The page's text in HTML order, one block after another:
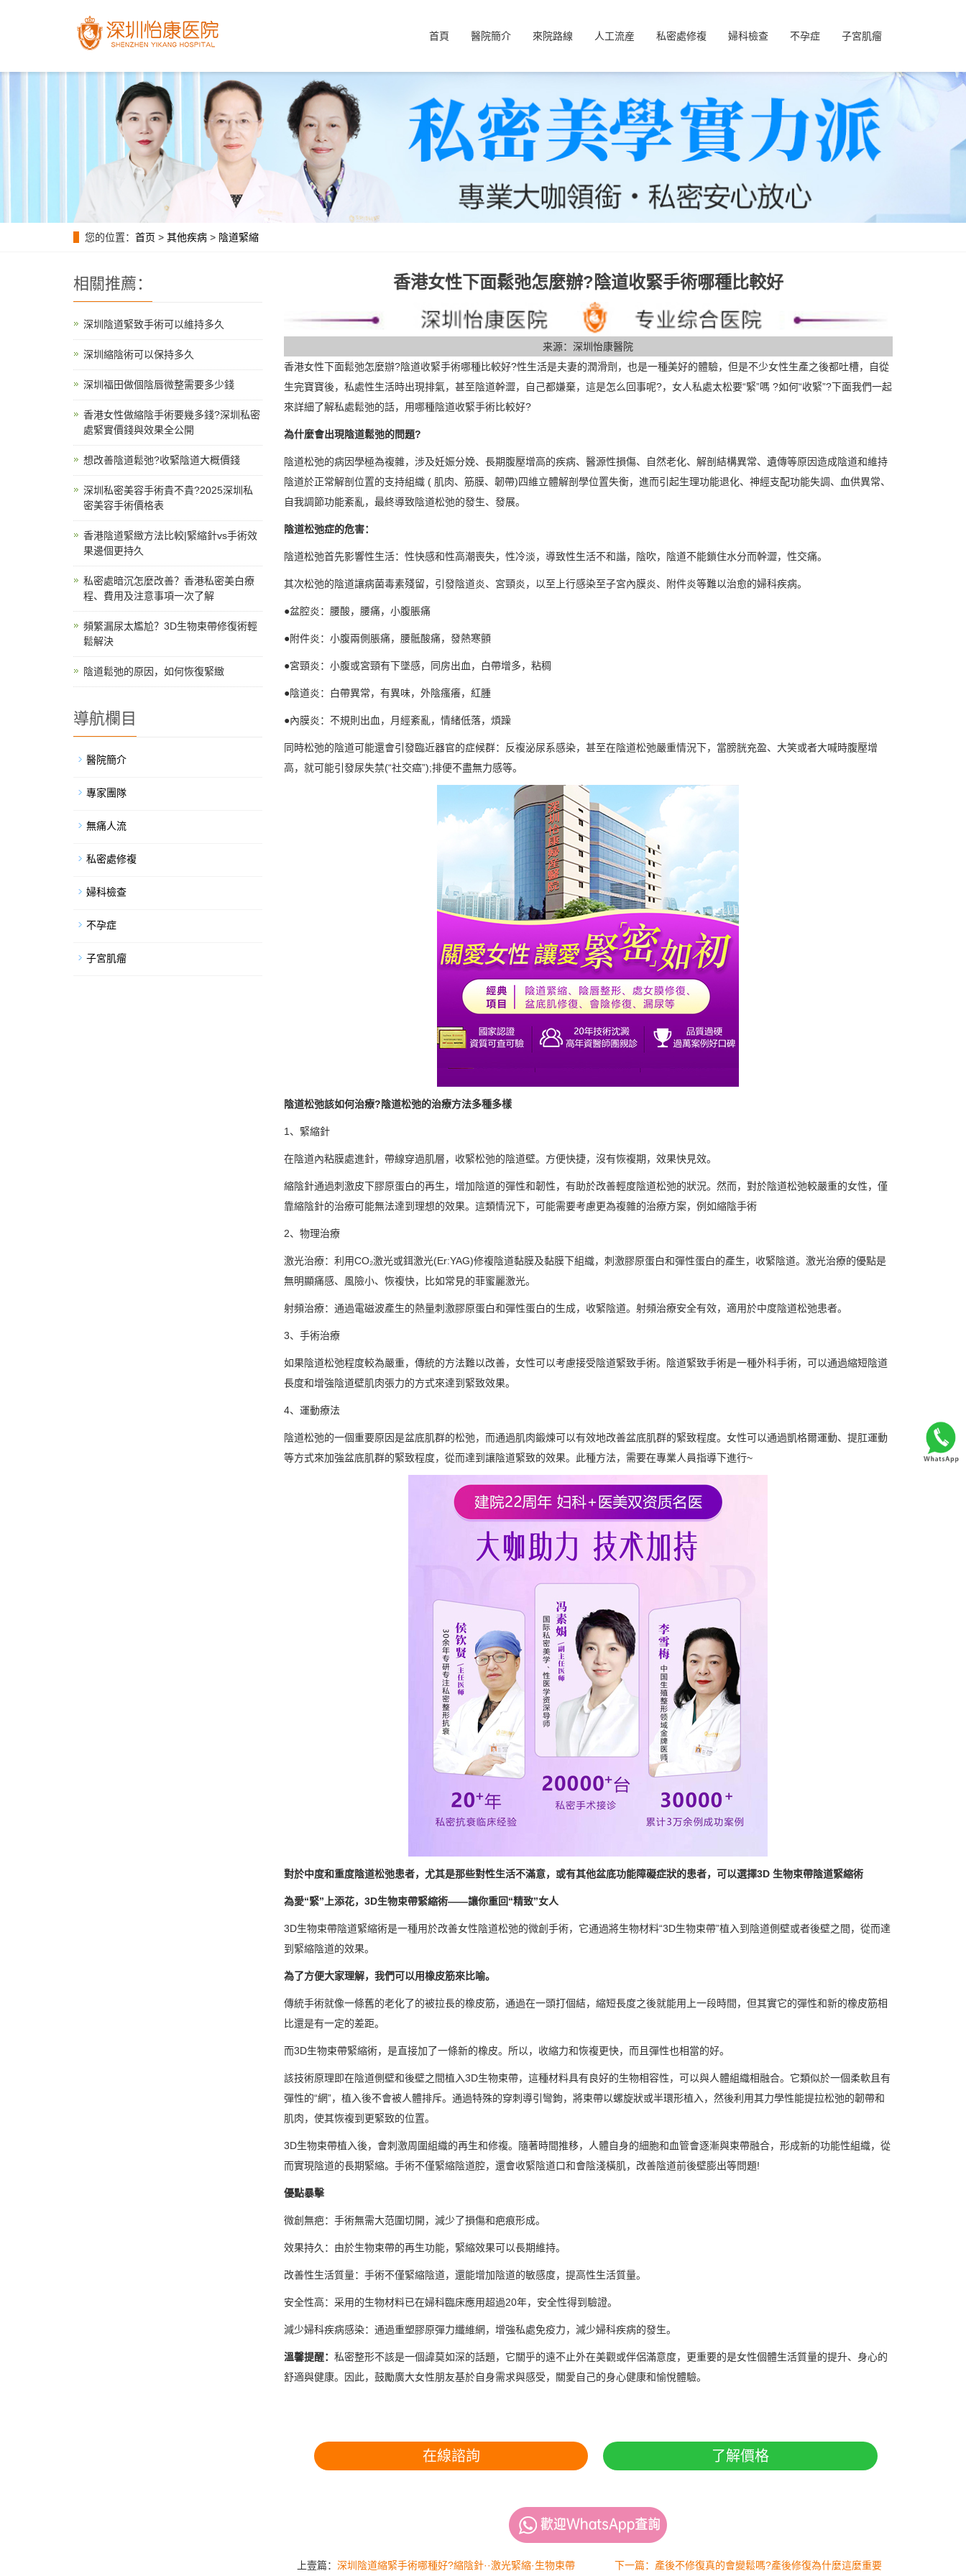
首頁 醫院簡介 來院路線 人工流産 私密處修複 婦科檢查 不孕症 子宮肌瘤
您的位置： 首页 > 其他疾病 > 陰道緊縮
香港女性下面鬆弛怎麼辦?陰道收緊手術哪種比較好
来源：深圳怡康醫院
香港女性下面鬆弛怎麼辦?陰道收緊手術哪種比較好?性生活是夫妻的潤滑劑，也是一種美好的體驗，但是不少女性生產之後都吐槽，自從
生完寶寶後，私處性生活時出現排氣，甚至陰道幹澀，自己都嫌棄，這是怎么回事呢?，女人私處太松要“緊”嗎 ?如何“收緊”?下面我們一起
來詳細了解私處鬆弛的話，用哪種陰道收緊手術比較好?
為什麼會出現陰道鬆弛的問題?
陰道松弛的病因學極為複雜，涉及妊娠分娩、長期腹壓增高的疾病、醫源性損傷、自然老化、解剖結構異常、遺傳等原因造成陰道和維持
陰道於正常解剖位置的支持組織 ( 肌肉、筋膜、韌帶)四維立體解剖學位置失衡，進而引起生理功能退化、神經支配功能失調、血供異常、
自我調節功能紊亂，最終導致陰道松弛的發生、發展。
陰道松弛症的危害：
陰道松弛首先影響性生活：性快感和性高潮喪失，性冷淡，導致性生活不和諧，陰吹，陰道不能鎖住水分而幹澀，性交痛。
其次松弛的陰道讓病菌毒素殘留，引發陰道炎、宮頸炎，以至上行感染至子宮內膜炎、附件炎等難以治愈的婦科疾病。
●盆腔炎：腰酸，腰痛，小腹脹痛
●附件炎：小腹兩側脹痛，腰骶酸痛，發熱寒顫
●宮頸炎：小腹或宮頸有下墜感，同房出血，白帶增多，粘稠
●陰道炎：白帶異常，有異味，外陰瘙癢，紅腫
●內膜炎：不規則出血，月經紊亂，情緒低落，煩躁
同時松弛的陰道可能還會引發臨近器官的症候群：反複泌尿系感染，甚至在陰道松弛嚴重情況下，當膀胱充盈、大笑或者大喊時腹壓增
高，就可能引發尿失禁(“社交癌”);排便不盡無力感等。
陰道松弛該如何治療?陰道松弛的治療方法多種多樣
1、緊縮針
在陰道內粘膜處進針，帶線穿過肌層，收緊松弛的陰道壁。方便快捷，沒有恢複期，效果快見效。
縮陰針通過刺激皮下膠原蛋白的再生，增加陰道的彈性和韌性，有助於改善輕度陰道松弛的狀況。然而，對於陰道松弛較嚴重的女性，僅
靠縮陰針的治療可能無法達到理想的效果。這類情況下，可能需要考慮更為複雜的治療方案，例如縮陰手術
2、物理治療
激光治療：利用CO₂激光或鉺激光(Er:YAG)修複陰道黏膜及黏膜下組織，刺激膠原蛋白和彈性蛋白的產生，收緊陰道。激光治療的優點是
無明顯痛感、風險小、恢複快，比如常見的菲蜜麗激光。
射頻治療：通過電磁波產生的熱量刺激膠原蛋白和彈性蛋白的生成，收緊陰道。射頻治療安全有效，適用於中度陰道松弛患者。
3、手術治療
如果陰道松弛程度較為嚴重，傳統的方法難以改善，女性可以考慮接受陰道緊致手術。陰道緊致手術是一種外科手術，可以通過縮短陰道
長度和增強陰道壁肌肉張力的方式來達到緊致效果。
4、運動療法
陰道松弛的一個重要原因是盆底肌群的松弛，而通過肌肉鍛煉可以有效地改善盆底肌群的緊致程度。女性可以通過凱格爾運動、提肛運動
等方式來加強盆底肌群的緊致程度，從而達到讓陰道緊致的效果。此種方法，需要在專業人員指導下進行~
對於中度和重度陰道松弛患者，尤其是那些對性生活不滿意，或有其他盆底功能障礙症狀的患者，可以選擇3D 生物束帶陰道緊縮術
為愛“緊”上添花，3D生物束帶緊縮術——讓你重回“精致”女人
3D生物束帶陰道緊縮術是一種用於改善女性陰道松弛的微創手術，‌它通過將生物材料“3D生物束帶”植入到陰道側壁或者後壁之間，‌從而達
到緊縮陰道的效果。
為了方便大家理解，我們可以用橡皮筋來比喻。
傳統手術就像一條舊的老化了的被拉長的橡皮筋，通過在一頭打個結，縮短長度之後就能用上一段時間，但其實它的彈性和新的橡皮筋相
比還是有一定的差距。
而3D生物束帶緊縮術，是直接加了一條新的橡皮。所以，收縮力和恢複更快，而且彈性也相當的好。
該技術原理即在陰道側壁和後壁之間植入3D生物束帶，這種材料具有良好的生物相容性，可以與人體組織相融合。它類似於一個柔軟且有
彈性的“網”，植入後不會被人體排斥。通過特殊的穿刺導引彎鉤，將束帶以螺旋狀或半環形植入，然後利用其力學性能提拉松弛的韌帶和
肌肉，使其恢複到更緊致的位置。
3D生物束帶植入後，會刺激周圍組織的再生和修複。隨著時間推移，人體自身的細胞和血管會逐漸與束帶融合，形成新的功能性組織，從
而實現陰道的長期緊縮。手術不僅緊縮陰道腔，還會收緊陰道口和會陰淺橫肌，改善陰道前後壁膨出等問題!
優點暴擊
微創無疤：手術無需大范圍切開，減少了損傷和疤痕形成。
效果持久：由於生物束帶的再生功能，緊縮效果可以長期維持。
改善性生活質量：手術不僅緊縮陰道，還能增加陰道的敏感度，提高性生活質量。
安全性高：采用的生物材料已在婦科臨床應用超過20年，安全性得到驗證。
減少婦科疾病感染：通過重塑膠原彈力纖維網，增強私處免疫力，減少婦科疾病的發生。
溫馨提醒： 私密整形不該是一個諱莫如深的話題，它關乎的遠不止外在美觀或伴侶滿意度，更重要的是女性個體生活質量的提升、身心的
舒適與健康。因此，鼓勵廣大女性朋友基於自身需求與感受，關愛自己的身心健康和愉悅體驗。
在線諮詢 了解價格
上壹篇： 深圳陰道縮緊手術哪種好?縮陰針··激光緊縮·生物束帶
下一篇：產後不修復真的會變鬆嗎?產後修復為什麼這麼重要
相關推薦：
深圳陰道緊致手術可以維持多久
深圳縮陰術可以保持多久
深圳福田做個陰唇微整需要多少錢
香港女性做縮陰手術要幾多錢?深圳私密
處緊實價錢與效果全公開
想改善陰道鬆弛?收緊陰道大概價錢
深圳私密美容手術貴不貴?2025深圳私
密美容手術價格表
香港陰道緊緻方法比較|緊縮針vs手術效
果邊個更持久
私密處暗沉怎麼改善？香港私密美白療
程、費用及注意事項一次了解
頻繁漏尿太尷尬？3D生物束帶修復術輕
鬆解決
陰道鬆弛的原因，如何恢復緊緻
導航欄目
醫院簡介
專家團隊
無痛人流
私密處修複
婦科檢查
不孕症
子宮肌瘤